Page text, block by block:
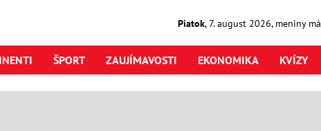
Piatok,7. august2026, meniny má
ŠPORT ZAUJÍMAVOSTI EKONOMIKA KVÍZY